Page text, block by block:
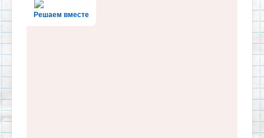
Решаем вместе